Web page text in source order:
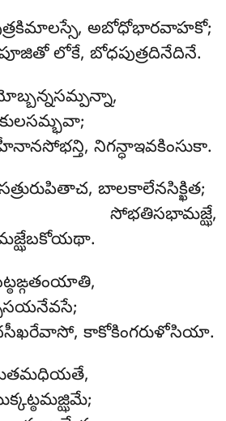
అబోధోభారవాహకో;
లోకే, బోధపుత్రదినేదినే.
నిగన్ధాఇవకింసుకా.
, బాలకాలేనసిక్ఖిత;
కాకోకింగరుళోసియా.